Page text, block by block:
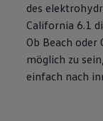
des
California 6.1
Ob Beach oder
möglich zu
einfach nach